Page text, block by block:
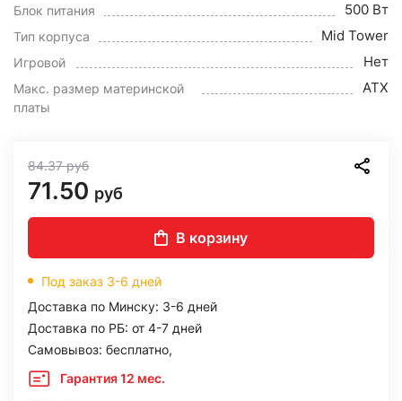
Блок питания 500 Вт
Тип корпуса Mid Tower
Игровой Нет
Макс. размер материнской
платы
ATX
84.37руб
71.50 руб
В корзину
Под заказ 3-6 дней
Доставка по Минску: 3-6 дней
Доставка по РБ: от 4-7 дней
Самовывоз: бесплатно,
Гарантия 12 мес.